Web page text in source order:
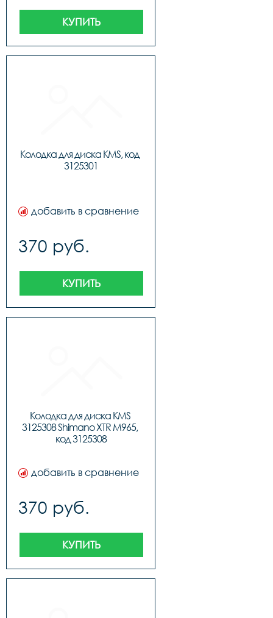
m465, m475, m485, m495,
m395, cx75, c501, c601
tektro aurgia, auriga comp,
aquila
КУПИТЬ
Колодка для диска KMS, код
3125301
добавить в сравнение
370 руб.
КУПИТЬ
Колодка для диска KMS
3125308 Shimano XTR M965,
код 3125308
добавить в сравнение
370 руб.
КУПИТЬ